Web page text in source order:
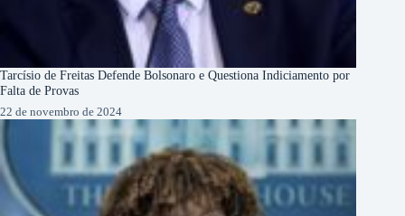
Tarcísio de Freitas Defende Bolsonaro e Questiona Indiciamento por
Falta de Provas
22 de novembro de 2024